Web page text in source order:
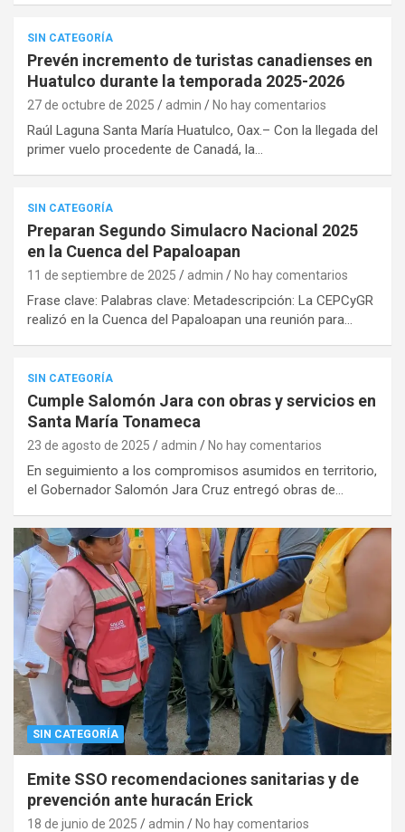
SIN CATEGORÍA
Prevén incremento de turistas canadienses en
Huatulco durante la temporada 2025-2026
27 de octubre de 2025 admin No hay comentarios
Raúl Laguna Santa María Huatulco, Oax.– Con la llegada del
primer vuelo procedente de Canadá, la…
SIN CATEGORÍA
Preparan Segundo Simulacro Nacional 2025
en la Cuenca del Papaloapan
11 de septiembre de 2025 admin No hay comentarios
Frase clave: Palabras clave: Metadescripción: La CEPCyGR
realizó en la Cuenca del Papaloapan una reunión para…
SIN CATEGORÍA
Cumple Salomón Jara con obras y servicios en
Santa María Tonameca
23 de agosto de 2025 admin No hay comentarios
En seguimiento a los compromisos asumidos en territorio,
el Gobernador Salomón Jara Cruz entregó obras de…
SIN CATEGORÍA
Emite SSO recomendaciones sanitarias y de
prevención ante huracán Erick
18 de junio de 2025 admin No hay comentarios